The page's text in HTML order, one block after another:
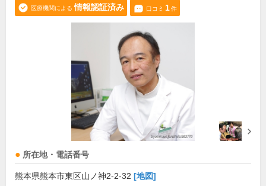
医療機関による 情報認証済み 口コミ 1件
所在地・電話番号
熊本県熊本市東区山ノ神2-2-32 [地図]